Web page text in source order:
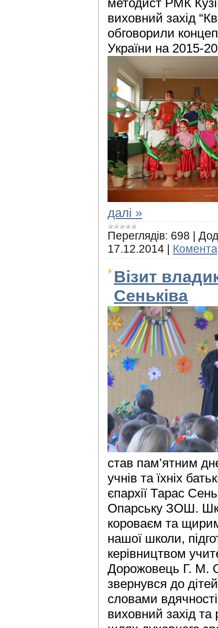
виховний захід
обговорили
України на 2015-
далі »
Переглядів: 698 |
17.12.2014 |
Візит
Сеньківа
став пам’ятним
учнів та їхніх
єпархії Тарас
Опарську ЗОШ.
короваєм та
нашої школи,
керівництвом
Дорожовець Г. М.
звернувся до
словами
виховний захід та